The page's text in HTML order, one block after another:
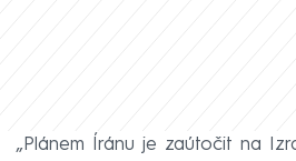
„Plánem Íránu je zaútočit na